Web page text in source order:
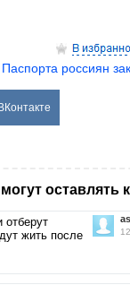
Паспорта россиян
ВКонтакте
оставлять
отберут
жить после